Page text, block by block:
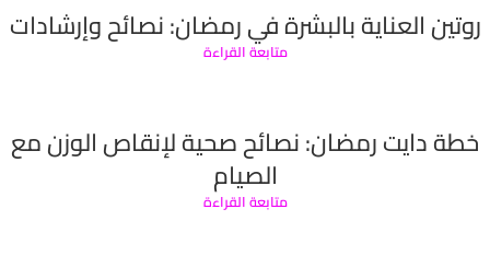
روتين العناية بالبشرة في رمضان: نصائح وإرشادات
متابعة القراءة
خطة دايت رمضان: نصائح صحية لإنقاص الوزن مع
الصيام
متابعة القراءة